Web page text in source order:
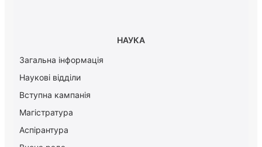
НАУКА
Загальна інформація
Наукові відділи
Вступна кампанія
Магістратура
Аспірантура